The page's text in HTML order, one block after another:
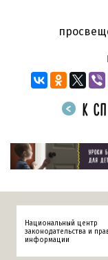
К
Национальный центр
законодательства и
информации